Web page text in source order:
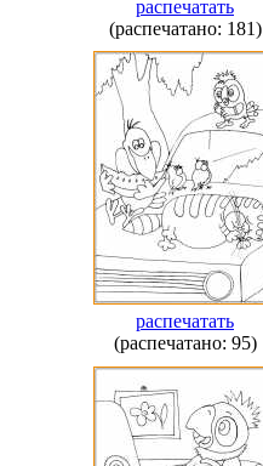
распечатать
(распечатано: 181)
распечатать
(распечатано: 95)